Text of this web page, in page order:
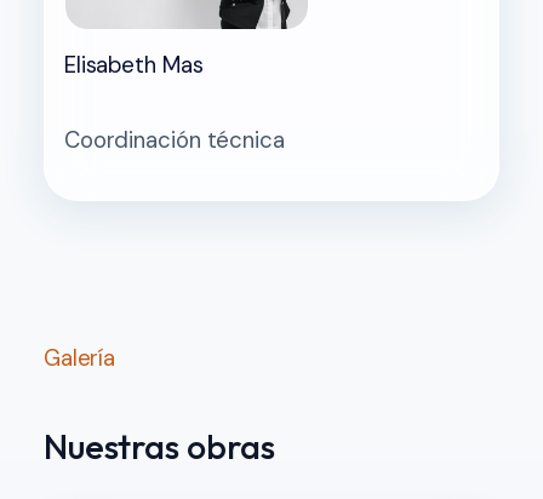
Elisabeth Mas
Coordinación técnica
Galería
Nuestras obras